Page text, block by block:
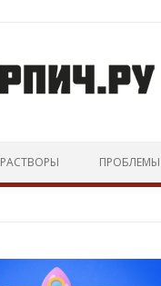
РАСТВОРЫ ПРОБЛЕМЫ